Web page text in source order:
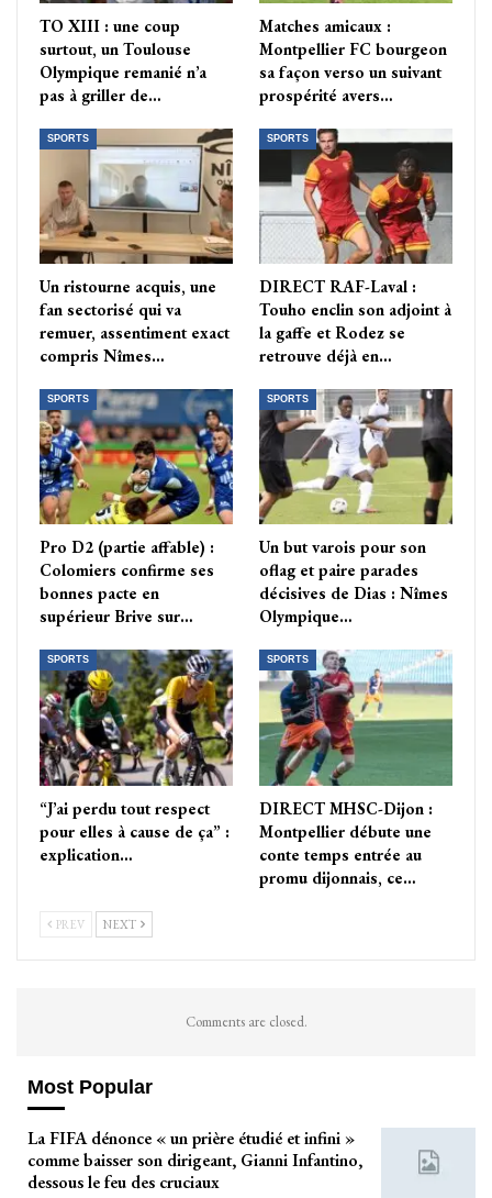
TO XIII : une coup
surtout, un Toulouse
Olympique remanié n’a
pas à griller de…
Matches amicaux :
Montpellier FC bourgeon
sa façon verso un suivant
prospérité avers…
SPORTS
Un ristourne acquis, une
fan sectorisé qui va
remuer, assentiment exact
compris Nîmes…
SPORTS
DIRECT RAF-Laval :
Touho enclin son adjoint à
la gaffe et Rodez se
retrouve déjà en…
SPORTS
Pro D2 (partie affable) :
Colomiers confirme ses
bonnes pacte en
supérieur Brive sur…
SPORTS
Un but varois pour son
oflag et paire parades
décisives de Dias : Nîmes
Olympique…
SPORTS
“J’ai perdu tout respect
pour elles à cause de ça” :
explication…
SPORTS
DIRECT MHSC-Dijon :
Montpellier débute une
conte temps entrée au
promu dijonnais, ce…
PREV NEXT
Comments are closed.
Most Popular
La FIFA dénonce « un prière étudié et infini »
comme baisser son dirigeant, Gianni Infantino,
dessous le feu des cruciaux